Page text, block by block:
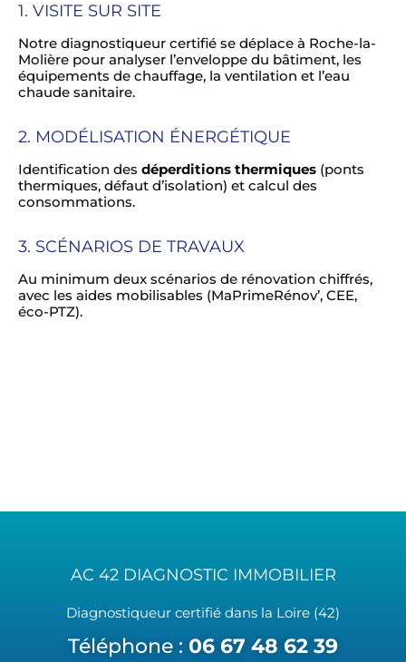
1. VISITE SUR SITE
Notre diagnostiqueur certifié se déplace à Roche-la-
Molière pour analyser l’enveloppe du bâtiment, les
équipements de chauffage, la ventilation et l’eau
chaude sanitaire.
2. MODÉLISATION ÉNERGÉTIQUE
Identification des déperditions thermiques (ponts
thermiques, défaut d’isolation) et calcul des
consommations.
3. SCÉNARIOS DE TRAVAUX
Au minimum deux scénarios de rénovation chiffrés,
avec les aides mobilisables (MaPrimeRénov’, CEE,
éco-PTZ).
AC 42 DIAGNOSTIC IMMOBILIER
Diagnostiqueur certifié dans la Loire (42)
Téléphone : 06 67 48 62 39